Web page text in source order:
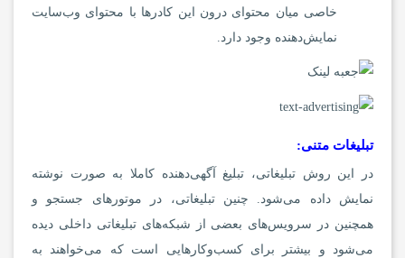
خاصی میان محتوای درون این کادرها با محتوای وب‌سایت
نمایش‌دهنده وجود دارد.
تبلیغات متنی:
در این روش تبلیغاتی، تبلیغ آگهی‌دهنده کاملا به صورت نوشته
نمایش داده می‌شود. چنین تبلیغاتی، در موتورهای جستجو و
همچنین در سرویس‌های بعضی از شبکه‌های تبلیغاتی داخلی دیده
می‌شود و بیشتر برای کسب‌وکارهایی است که می‌خواهند به